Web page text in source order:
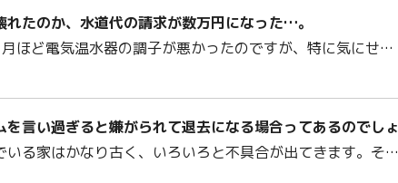
れたのか、水道代の請求が数万円になった…。
ほど電気温水器の調子が悪かったのですが、特に気にせ…
を言い過ぎると嫌がられて退去になる場合ってあるのでし
いる家はかなり古く、いろいろと不具合が出てきます。そ…